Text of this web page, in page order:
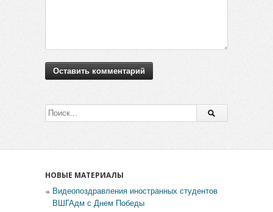
НОВЫЕ МАТЕРИАЛЫ
Видеопоздравления иностранных студентов
ВШГАдм с Днем Победы